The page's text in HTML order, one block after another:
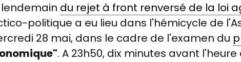
lendemain du rejet à front renversé de la loi
politique a eu lieu dans l'hémicycle de
28 mai, dans le cadre de l'examen du
. A 23h50, dix minutes avant